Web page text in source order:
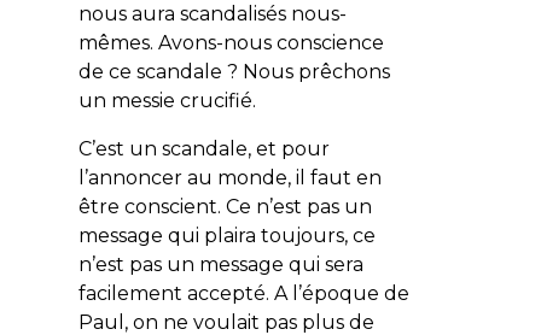
nous aura scandalisés nous-
mêmes. Avons-nous conscience
de ce scandale ? Nous prêchons
un messie crucifié.
C’est un scandale, et pour
l’annoncer au monde, il faut en
être conscient. Ce n’est pas un
message qui plaira toujours, ce
n’est pas un message qui sera
facilement accepté. A l’époque de
Paul, on ne voulait pas plus de